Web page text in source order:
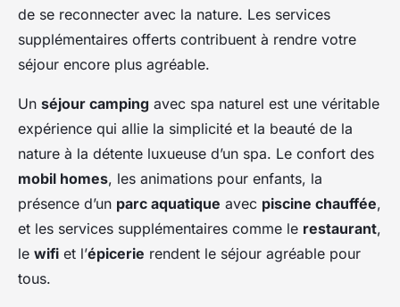
de se reconnecter avec la nature. Les services
supplémentaires offerts contribuent à rendre votre
séjour encore plus agréable.
Un séjour camping avec spa naturel est une véritable
expérience qui allie la simplicité et la beauté de la
nature à la détente luxueuse d’un spa. Le confort des
mobil homes, les animations pour enfants, la
présence d’un parc aquatique avec piscine chauffée,
et les services supplémentaires comme le restaurant,
le wifi et l’épicerie rendent le séjour agréable pour
tous.